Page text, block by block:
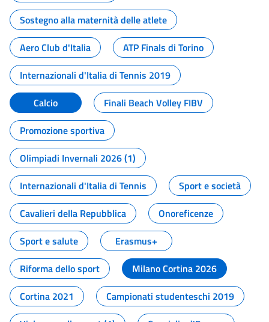
Sostegno alla maternità delle atlete
Aero Club d'Italia
ATP Finals di Torino
Internazionali d'Italia di Tennis 2019
Calcio
Finali Beach Volley FIBV
Promozione sportiva
Olimpiadi Invernali 2026 (1)
Internazionali d'Italia di Tennis
Sport e società
Cavalieri della Repubblica
Onoreficenze
Sport e salute
Erasmus+
Riforma dello sport
Milano Cortina 2026
Cortina 2021
Campionati studenteschi 2019